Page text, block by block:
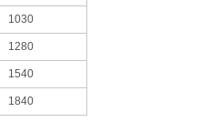
1030
1280
1540
1840